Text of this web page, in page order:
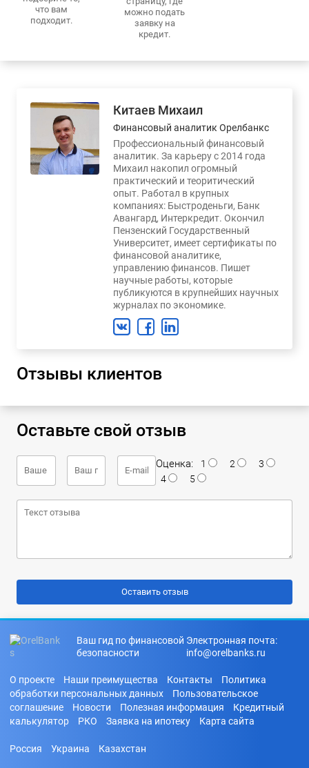
что вам
подходит.
можно подать
заявку на
кредит.
Китаев Михаил
Финансовый аналитик Орелбанкс
Профессиональный финансовый
аналитик. За карьеру с 2014 года
Михаил накопил огромный
практический и теоритический
опыт. Работал в крупных
компаниях: Быстроденьги, Банк
Авангард, Интеркредит. Окончил
Пензенский Государственный
Университет, имеет сертификаты по
финансовой аналитике,
управлению финансов. Пишет
научные работы, которые
публикуются в крупнейших научных
журналах по экономике.
Отзывы клиентов
Оставьте свой отзыв
Оценка: 1 2
3
4
5
Ваш гид по финансовой
безопасности
Электронная почта:
info@orelbanks.ru
О проекте Наши преимущества Контакты
Политика
обработки персональных данных
Пользовательское
соглашение
Новости Полезная информация
Кредитный
калькулятор
РКО Заявка на ипотеку Карта сайта
Россия Украина Казахстан